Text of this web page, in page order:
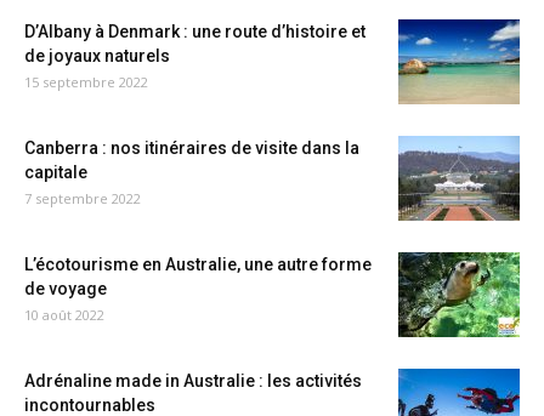
D’Albany à Denmark : une route d’histoire et
de joyaux naturels
15 septembre 2022
Canberra : nos itinéraires de visite dans la
capitale
7 septembre 2022
L’écotourisme en Australie, une autre forme
de voyage
10 août 2022
Adrénaline made in Australie : les activités
incontournables